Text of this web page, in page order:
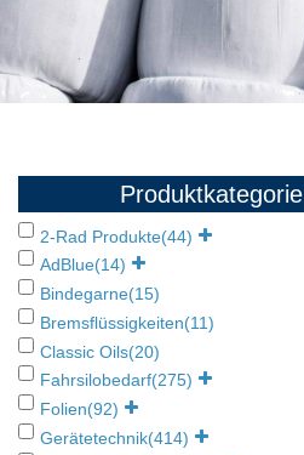
Produktkategorie
2-Rad Produkte(44)
AdBlue(14)
Bindegarne(15)
Bremsflüssigkeiten(11)
Classic Oils(20)
Fahrsilobedarf(275)
Folien(92)
Gerätetechnik(414)